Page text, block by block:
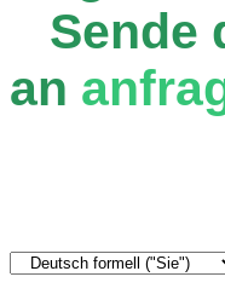
Sende
an